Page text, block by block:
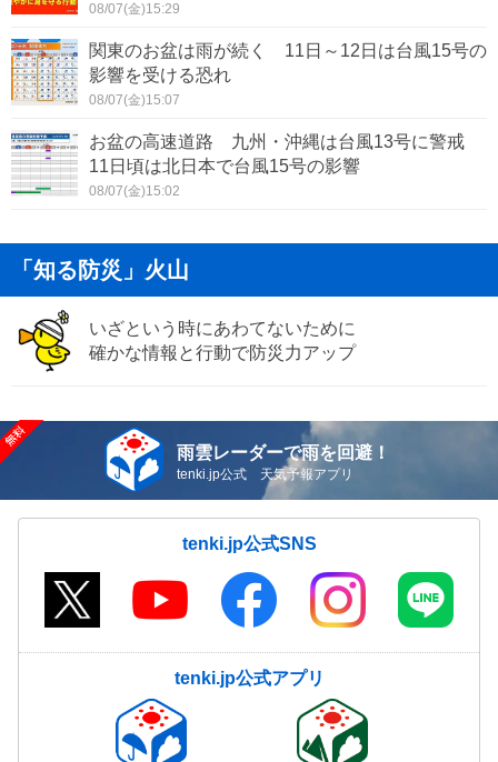
08/07(金)15:29
関東のお盆は雨が続く 11日～12日は台風15号の
影響を受ける恐れ
08/07(金)15:07
お盆の高速道路 九州・沖縄は台風13号に警戒
11日頃は北日本で台風15号の影響
08/07(金)15:02
「知る防災」火山
いざという時にあわてないために
確かな情報と行動で防災力アップ
雨雲レーダーで雨を回避！
tenki.jp公式 天気予報アプリ
tenki.jp公式SNS
tenki.jp公式アプリ